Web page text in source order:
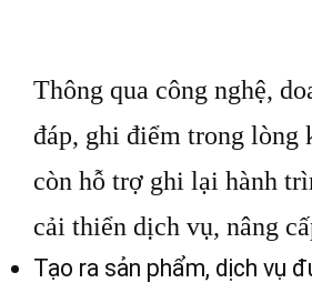
Thông qua công nghệ,
đáp, ghi điểm trong lòng
còn hỗ trợ ghi lại hành
cải thiển dịch vụ, nâng
Tạo ra sản phẩm, dịch vụ